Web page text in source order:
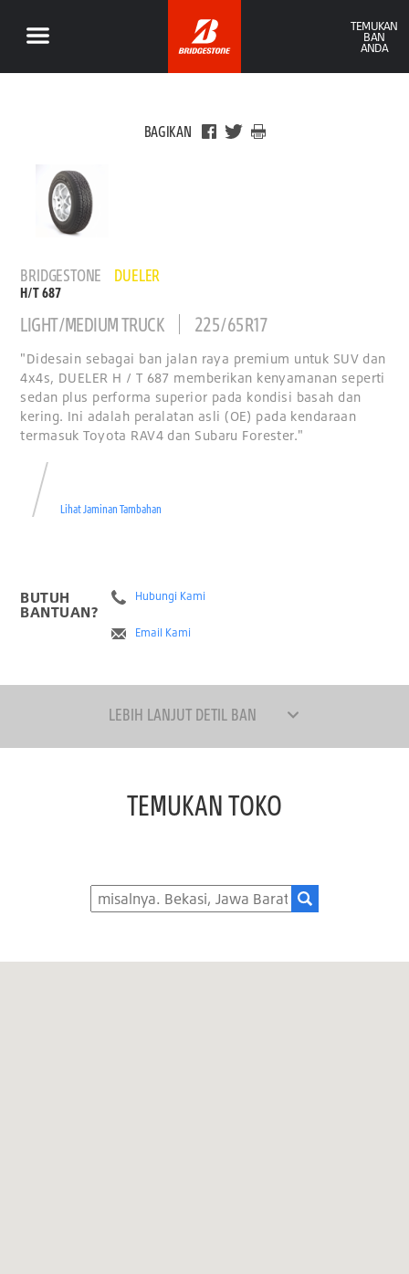
TEMUKAN
BAN
ANDA
BAGIKAN
BRIDGESTONE DUELER
H/T 687
LIGHT/MEDIUM TRUCK 225/65R17
"Didesain sebagai ban jalan raya premium untuk SUV dan
4x4s, DUELER H / T 687 memberikan kenyamanan seperti
sedan plus performa superior pada kondisi basah dan
kering. Ini adalah peralatan asli (OE) pada kendaraan
termasuk Toyota RAV4 dan Subaru Forester."
Lihat Jaminan Tambahan
BUTUH
BANTUAN?
Hubungi Kami
Email Kami
LEBIH LANJUT DETIL BAN
TEMUKAN TOKO